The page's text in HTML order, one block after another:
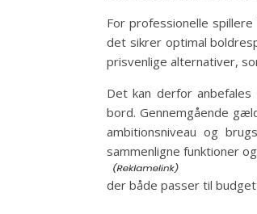
For professionelle
det sikrer optimal
prisvenlige alternativer,
Det kan derfor
bord. Gennemgående
ambitionsniveau og
sammenligne funktioner
der både passer til